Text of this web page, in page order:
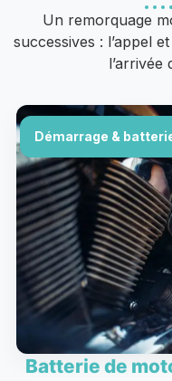
Un remorquage
successives : l’appel
l’arrivée
Démarrage &
Batterie de